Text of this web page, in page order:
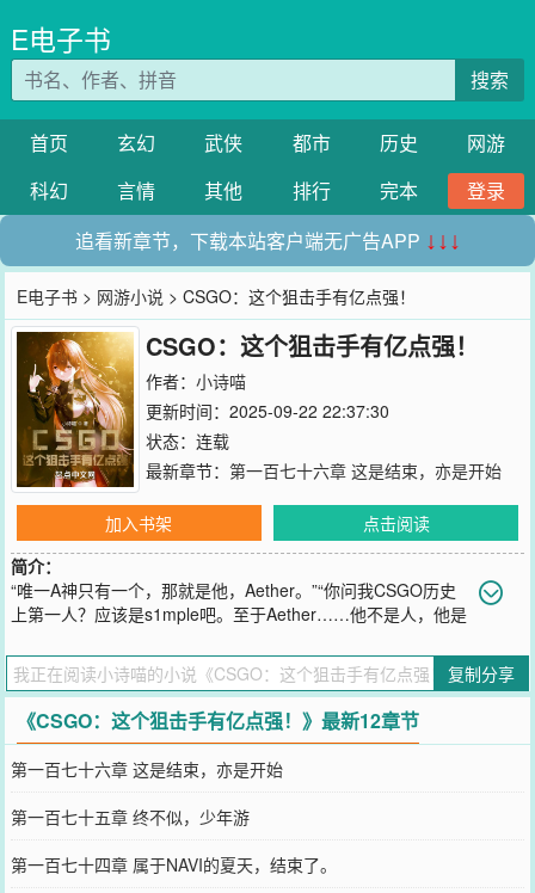
E电子书
搜索
首页 玄幻 武侠 都市 历史
网游
科幻
言情 其他 排行 完本
登录
追看新章节，下载本站客户端无广告APP ↓↓↓
E电子书 > 网游小说 > CSGO：这个狙击手有亿点强！
CSGO：这个狙击手有亿点强！
作者： 小诗喵
更新时间：2025-09-22 22:37:30
状态：连载
最新章节： 第一百七十六章 这是结束，亦是开始
加入书架
点击阅读
简介：
“唯一A神只有一个，那就是他，Aether。”“你问我CSGO历史
上第一人？应该是s1mple吧。至于Aether……他不是人，他是
有Aether。”“作为Aether的队友，我们一起在MAJOR上嘎嘎乱杀。
嗯，具体点的就是我们负责嘎嘎，Aether负责乱杀。”“……”手持MVP
奖章的秦风望着眼前的记者，无奈的表示：“问我为什么那么强？这个
游戏你要做的仅仅只有三步。”“停稳，准星移到敌人头上，按一下鼠
标左键。”
您要是觉得《CSGO：这个狙击手有亿点强！
记向您QQ群和微博微信里的朋友推荐哦！
复制分享
《CSGO：这个狙击手有亿点强！》最新12章节
第一百七十六章 这是结束，亦是开始
第一百七十五章 终不似，少年游
第一百七十四章 属于NAVI的夏天，结束了。